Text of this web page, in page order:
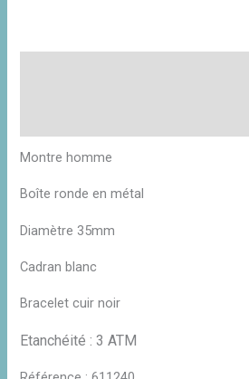
Montre homme
Boîte ronde en métal
Diamètre 35mm
Cadran blanc
Bracelet cuir noir
Etanchéité : 3 ATM